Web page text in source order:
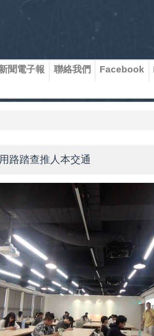
聞電子報 聯絡我們 Facebook
路踏查推人本交通